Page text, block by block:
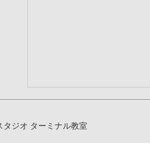
タジオ ターミナル教室